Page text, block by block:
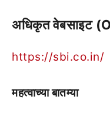
अधिकृत वेबसाइट
https://sbi.co.in/
महत्वाच्या बातम्या